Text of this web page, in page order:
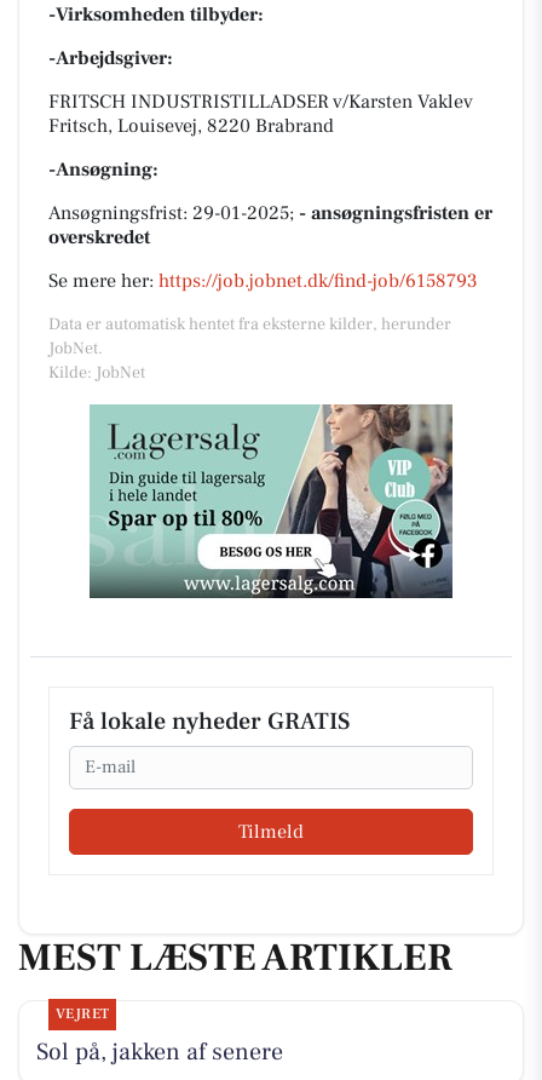
-Virksomheden tilbyder:
-Arbejdsgiver:
FRITSCH INDUSTRISTILLADSER v/Karsten Vaklev
Fritsch, Louisevej, 8220 Brabrand
-Ansøgning:
Ansøgningsfrist: 29-01-2025; - ansøgningsfristen er
overskredet
Se mere her: https://job.jobnet.dk/find-job/6158793
Data er automatisk hentet fra eksterne kilder, herunder
JobNet.
Kilde: JobNet
Få lokale nyheder GRATIS
Email
Tilmeld
MEST LÆSTE ARTIKLER
VEJRET
Sol på, jakken af senere